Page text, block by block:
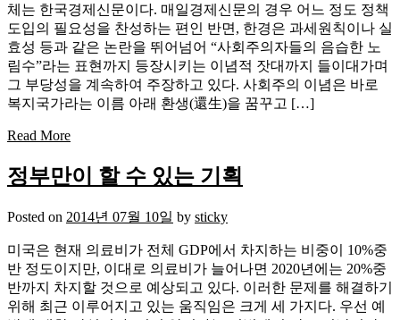
체는 한국경제신문이다. 매일경제신문의 경우 어느 정도 정책
도입의 필요성을 찬성하는 편인 반면, 한경은 과세원칙이나 실
효성 등과 같은 논란을 뛰어넘어 “사회주의자들의 음습한 노
림수”라는 표현까지 등장시키는 이념적 잣대까지 들이대가며
그 부당성을 계속하여 주장하고 있다. 사회주의 이념은 바로
복지국가라는 이름 아래 환생(還生)을 꿈꾸고 […]
Read More
정부만이 할 수 있는 기획
Posted on 2014년 07월 10일 by sticky
미국은 현재 의료비가 전체 GDP에서 차지하는 비중이 10%중
반 정도이지만, 이대로 의료비가 늘어나면 2020년에는 20%중
반까지 차지할 것으로 예상되고 있다. 이러한 문제를 해결하기
위해 최근 이루어지고 있는 움직임은 크게 세 가지다. 우선 예